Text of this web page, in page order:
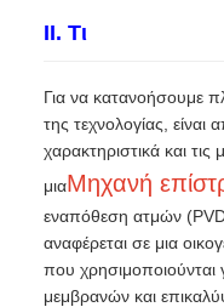
II. Τι
Για να κατανοήσουμε
της τεχνολογίας,
χαρακτηριστικά και τις
μιαΜηχανή
εναπόθεση ατμών
αναφέρεται σε μια
που
μεμβρανών και